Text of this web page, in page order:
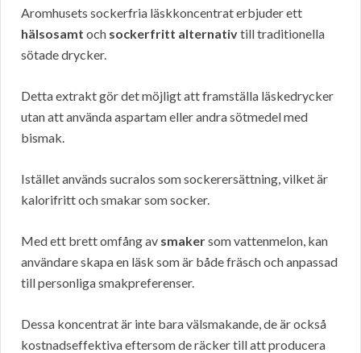
Aromhusets sockerfria läskkoncentrat erbjuder ett
hälsosamt och sockerfritt alternativtill traditionella
sötade drycker.
Detta extrakt gör det möjligt att framställa läskedrycker
utan att använda aspartam eller andra sötmedel med
bismak.
Istället används sucralos som sockerersättning, vilket är
kalorifritt och smakar som socker.
Med ett brett omfång av smakersom vattenmelon, kan
användare skapa en läsk som är både fräsch och anpassad
till personliga smakpreferenser.
Dessa koncentrat är inte bara välsmakande, de är också
kostnadseffektiva eftersom de räcker till att producera